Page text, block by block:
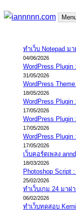
Skip
ทำเว็บ Notepad ม
04/06/2026
WordPress Plugin
31/05/2026
WordPress
18/05/2026
WordPress
17/05/2026
WordPress Plugin
17/05/2026
WordPress Plugin
17/05/2026
เว็บคอร์ดเพลง
18/03/2026
Photoshop Script
25/02/2026
ทำเว็บเกม 24 มาฝ
06/02/2026
ทำเว็บทดสอบ